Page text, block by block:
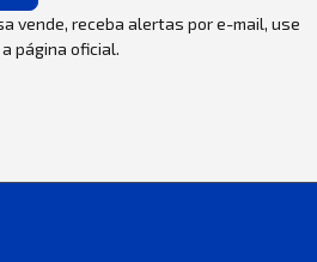
vende, receba alertas por e-mail, use
página oficial.